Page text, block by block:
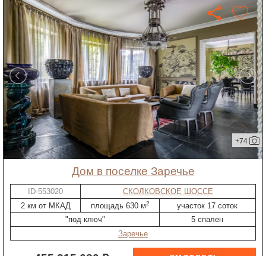
+74
дом в поселке Заречье
ID-553020
СКОЛКОВСКОЕ ШОССЕ
2 км от МКАД
площадь 630 м2
участок 17 соток
"под ключ"
5 спален
Заречье